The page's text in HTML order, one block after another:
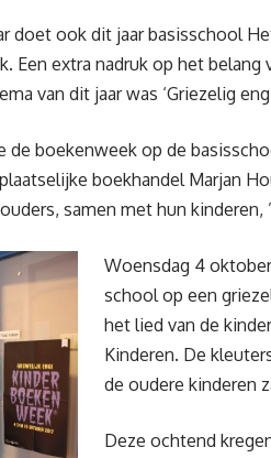
doet ook dit jaar basisschool
Een extra nadruk op het
van dit jaar was ‘Griezelig
de boekenweek op de
boekhandel Marjan
samen met hun kinderen,
Woensdag 4
school op een
het lied van de
Kinderen. De
de oudere kinderen
Deze ochtend